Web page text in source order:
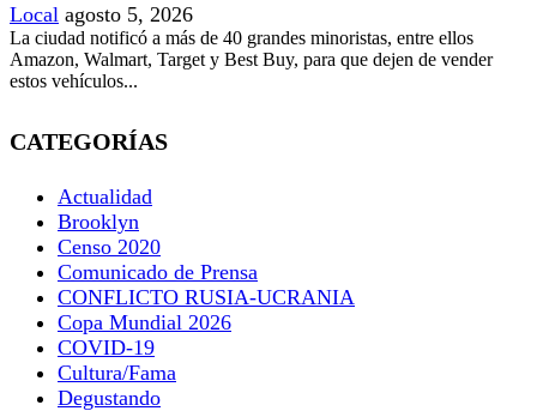
Local agosto 5, 2026
La ciudad notificó a más de 40 grandes minoristas, entre ellos
Amazon, Walmart, Target y Best Buy, para que dejen de vender
estos vehículos...
CATEGORÍAS
Actualidad
Brooklyn
Censo 2020
Comunicado de Prensa
CONFLICTO RUSIA-UCRANIA
Copa Mundial 2026
COVID-19
Cultura/Fama
Degustando